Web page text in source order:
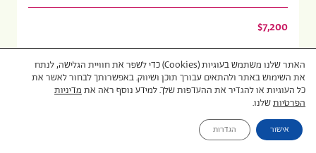
$7,200
טיולים פרטיים 11 ימים
האתר שלנו משתמש בעוגיות (Cookies) כדי לשפר את חוויית הגלישה, לנתח
את השימוש באתר ולהתאים עבורך תוכן ושיווק. באפשרותך לבחור לאשר את
כל העוגיות או להגדיר את ההעדפות שלך. למידע נוסף ראה אתמדיניות
הפרטיותשלנו.
אישור הגדרות